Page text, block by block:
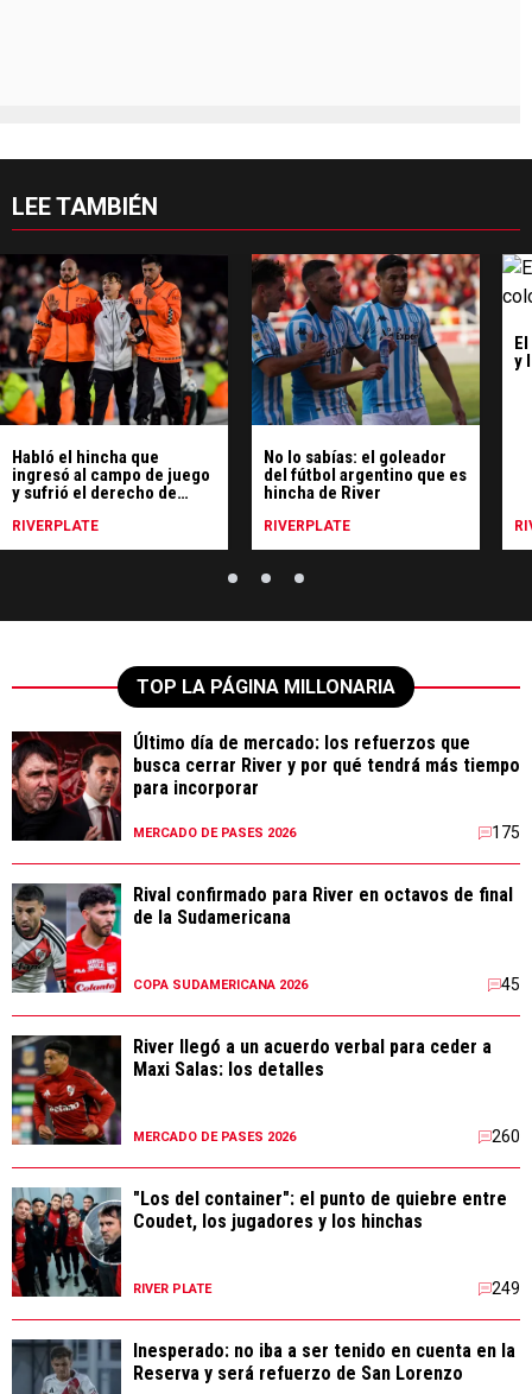
LEE TAMBIÉN
Habló el hincha que
ingresó al campo de juego
y sufrió el derecho de
RIVERPLATE
No lo sabías: el goleador
del fútbol argentino que es
hincha de River
RIVERPLATE
y
TOP LA PÁGINA MILLONARIA
Último día de mercado: los refuerzos que
busca cerrar River y por qué tendrá más tiempo
para incorporar
MERCADO DE PASES 2026 175
Rival confirmado para River en octavos de final
de la Sudamericana
COPA SUDAMERICANA 2026 45
River llegó a un acuerdo verbal para ceder a
Maxi Salas: los detalles
MERCADO DE PASES 2026 260
"Los del container": el punto de quiebre entre
Coudet, los jugadores y los hinchas
RIVER PLATE 249
Inesperado: no iba a ser tenido en cuenta en la
Reserva y será refuerzo de San Lorenzo